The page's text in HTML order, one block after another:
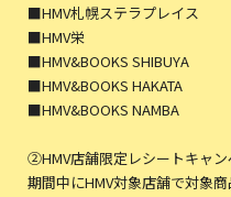
■HMV札幌ステラプレイス
■HMV栄
■HMV&BOOKS SHIBUYA
■HMV&BOOKS HAKATA
■HMV&BOOKS NAMBA
②HMV店舗限定レシートキャン
期間中にHMV対象店舗で対象